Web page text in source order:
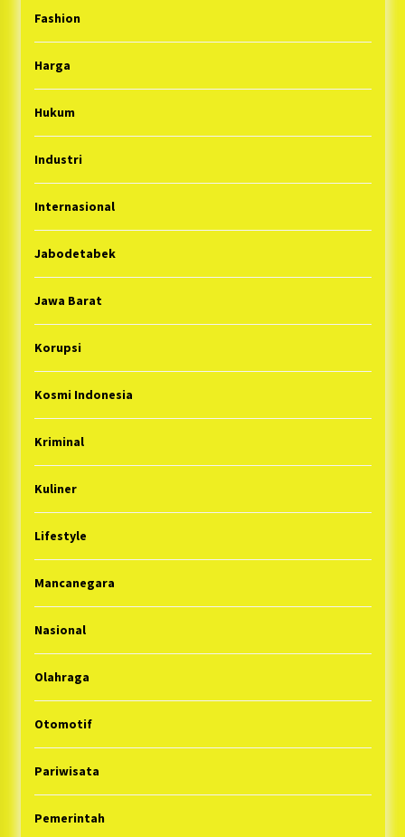
Fashion
Harga
Hukum
Industri
Internasional
Jabodetabek
Jawa Barat
Korupsi
Kosmi Indonesia
Kriminal
Kuliner
Lifestyle
Mancanegara
Nasional
Olahraga
Otomotif
Pariwisata
Pemerintah